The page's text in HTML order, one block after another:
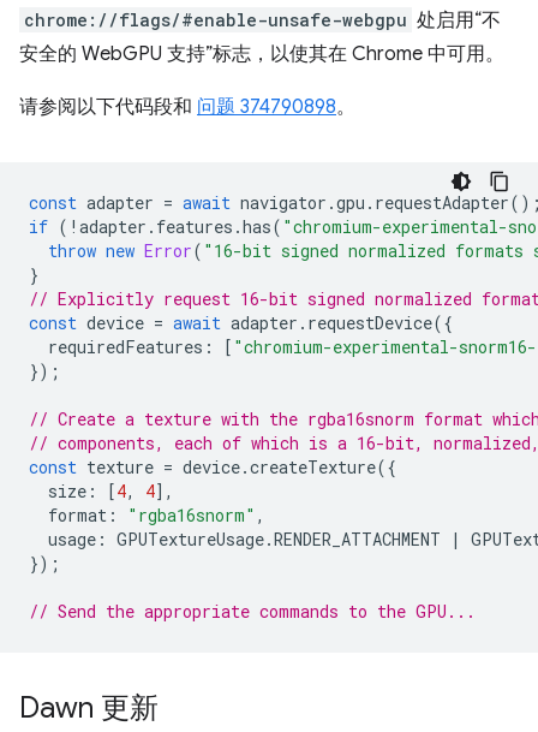
chrome://flags/#enable-unsafe-webgpu 处启用“不
安全的 WebGPU 支持”标志，以使其在 Chrome 中可用。
请参阅以下代码段和 问题 374790898。
const adapter = await navigator .gpu . requestAdapter
if ( ! adapter . features .has( "chromium-experimental-
throw new Error( "16-bit signed normalized
}
// Explicitly request 16-bit signed normalized
const device = await adapter . requestDevice({
requiredFeatures : [ "chromium-experimental-
});
// Create a texture with the rgba16snorm format
// components, each of which is a 16-bit,
const texture = device.createTexture({
size : [4, 4],
format : "rgba16snorm" ,
usage : GPUTextureUsage.RENDER_ATTACHMENT |
});
// Send the appropriate commands to the GPU...
Dawn 更新